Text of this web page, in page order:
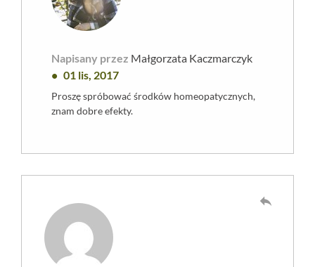
Napisany przez Małgorzata Kaczmarczyk
01 lis, 2017
Proszę spróbować środków homeopatycznych,
znam dobre efekty.
reply